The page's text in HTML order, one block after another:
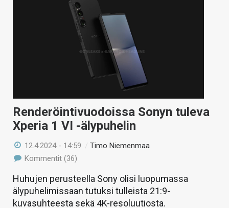
Renderöintivuodoissa Sonyn tuleva
Xperia 1 VI -älypuhelin
12.4.2024 - 14:59 /Timo Niemenmaa
Kommentit (36)
Huhujen perusteella Sony olisi luopumassa
älypuhelimissaan tutuksi tulleista 21:9-
kuvasuhteesta sekä 4K-resoluutiosta.